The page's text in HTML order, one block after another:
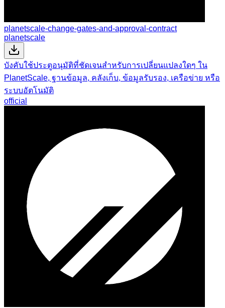
planetscale-change-gates-and-approval-contract
planetscale
บังคับใช้ประตูอนุมัติที่ชัดเจนสำหรับการเปลี่ยนแปลงใดๆ ใน
PlanetScale, ฐานข้อมูล, คลังเก็บ, ข้อมูลรับรอง, เครือข่าย หรือ
ระบบอัตโนมัติ
official